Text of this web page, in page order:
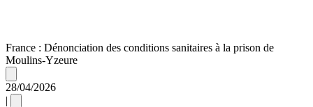
France : Dénonciation des conditions sanitaires à la prison de
Moulins-Yzeure
28/04/2026
|